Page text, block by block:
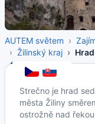
AUTEM světem
Žilinský kraj
Strečno je hrad
města Žiliny
ostrožně nad